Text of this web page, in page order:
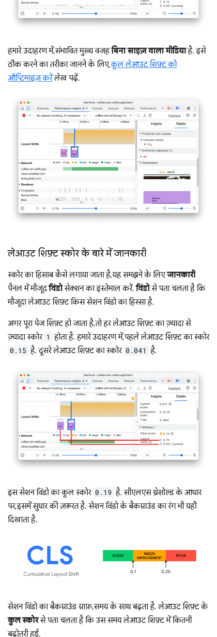
हमारे उदाहरण में, संभावित मुख्य वजहबिना साइज़ वाला मीडियाहै. इसे
ठीक करने का तरीका जानने के लिए,कुल लेआउट शिफ़्ट को
ऑप्टिमाइज़ करेंलेख पढ़ें.
लेआउट शिफ़्ट स्कोर के बारे में जानकारी
स्कोर का हिसाब कैसे लगाया जाता है, यह समझने के लिएजानकारी
पैनल में मौजूदविंडोसेक्शन का इस्तेमाल करें.विंडोसे पता चलता है कि
मौजूदा लेआउट शिफ़्ट किस सेशन विंडो का हिस्सा है.
अगर पूरा पेज शिफ़्ट हो जाता है, तो हर लेआउट शिफ़्ट का ज़्यादा से
ज़्यादा स्कोर 1 होता है. हमारे उदाहरण में, पहले लेआउट शिफ़्ट का स्कोर
0.15 है. दूसरे लेआउट शिफ़्ट का स्कोर 0.041 है.
इस सेशन विंडो का कुल स्कोर 0.19 है. सीएलएस थ्रेशोल्ड के आधार
पर, इसमें सुधार की ज़रूरत है. सेशन विंडो के बैकग्राउंड का रंग भी यही
दिखाता है.
सेशन विंडो का बैकग्राउंड ग्राफ़, समय के साथ बढ़ता है. लेआउट शिफ़्ट के
कुल स्कोरसे पता चलता है कि उस समय लेआउट शिफ़्ट में कितनी
बढ़ोतरी हुई.